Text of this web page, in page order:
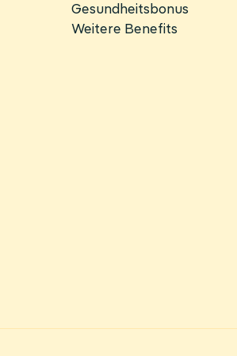
Gesundheitsbonus
Weitere Benefits